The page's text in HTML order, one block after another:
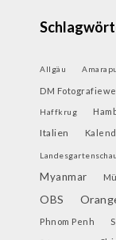
Allgäu
DM
Haffkrug
Italien
Landesgartenschau
Myanmar
OBS
Phnom Penh